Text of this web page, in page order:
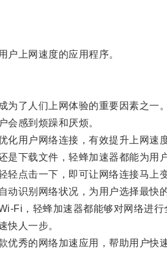
上网速度的应用程序。
了人们上网体验的重要因素之一。
感到烦躁和厌烦。
用户网络连接，有效提升上网速度
下载文件，轻蜂加速器都能为用户
点击一下，即可让网络连接马上变
识别网络状况，为用户选择最快
，轻蜂加速器都能够对网络进行
人一步。
秀的网络加速应用，帮助用户快速